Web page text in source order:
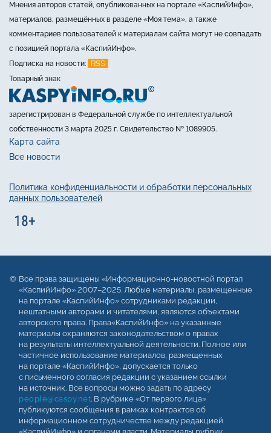
Мнения авторов статей, опубликованных на портале «КаспийИнфо»,
материалов, размещённых в разделе «Моя тема», а также
комментариев пользователей к материалам сайта могут не совпадать
с позицией портала «КаспийИнфо».
Подписка на новости:
RSS
Товарный знак
зарегистрирован в Федеральной службе по интеллектуальной
собственности 3 марта 2025 г. Свидетельство № 1089905.
Карта сайта
Все новости
Политика конфиденциальности и обработки персональных
данных пользователей
Все права защищены «Информационно-новостной портал
«КаспийИнфо» 2007–2025. Любые материалы, размещенные
на портале «КаспийИнфо» сотрудниками редакции,
нештатными авторами и читателями, являются объектами
авторского права. Права«КаспийИнфо» на указанные
материалы охраняются законодательством о правах
на результаты интеллектуальной деятельности. Полное или
частичное использование материалов, размещенных
на портале «КаспийИнфо», допускается только
с письменного согласия редакции с указанием ссылки
на источник. Все вопросы можно задать по адресу
people@caspy.net. В рубрике «От первого лица»
публикуются сообщения в рамках контрактов об
информационном сотрудничестве между редакцией